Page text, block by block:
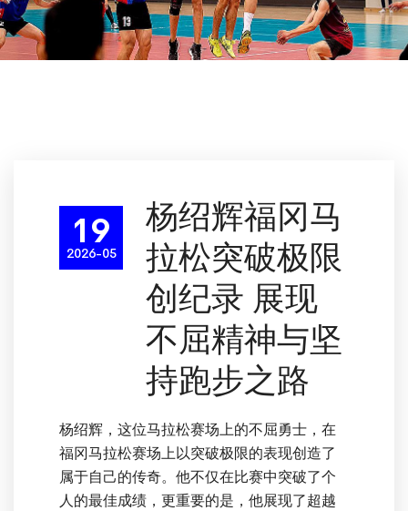
19
2026-05
杨绍辉福冈马
拉松突破极限
创纪录 展现
不屈精神与坚
持跑步之路
杨绍辉，这位马拉松赛场上的不屈勇士，在
福冈马拉松赛场上以突破极限的表现创造了
属于自己的传奇。他不仅在比赛中突破了个
人的最佳成绩，更重要的是，他展现了超越